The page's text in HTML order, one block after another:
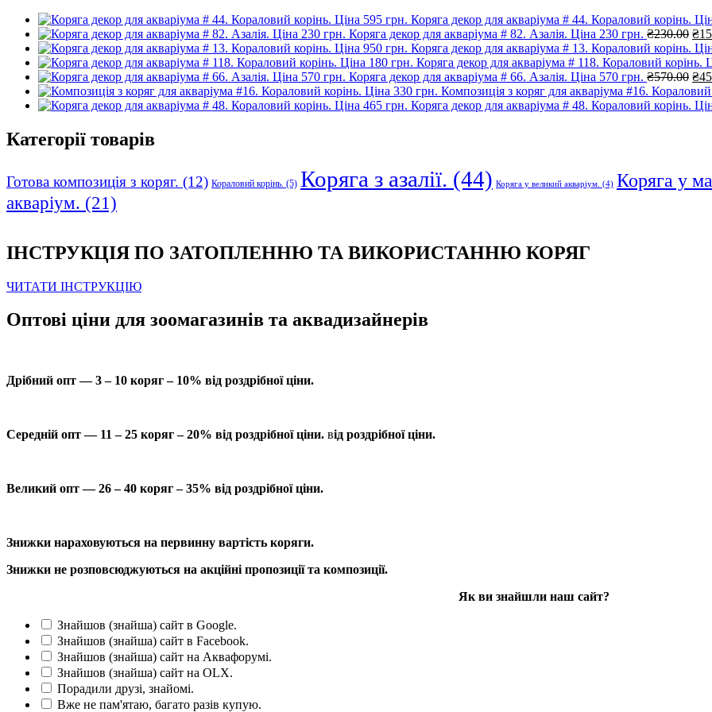
Коряга декор для акваріума # 44. Кораловий корінь.
Коряга декор для акваріума # 82. Азалія. Ціна 230 грн. ₴230.00 ₴
Коряга декор для акваріума # 13. Кораловий корінь.
Коряга декор для акваріума # 118. Кораловий корінь.
Коряга декор для акваріума # 66. Азалія. Ціна 570 грн. ₴570.00 ₴
Композиція з коряг для акваріума #16.
Коряга декор для акваріума # 48. Кораловий корінь.
Категорії товарів
Готова композиція з коряг. (12) Кораловий корінь. (5) Коряга з азалії. (44) Коряга у великий акваріум. (4) Коряга у
акваріум. (21)
ІНСТРУКЦІЯ ПО ЗАТОПЛЕННЮ ТА ВИКОРИСТАННЮ КОРЯГ
ЧИТАТИ ІНСТРУКЦІЮ
Оптові ціни для зоомагазинів та аквадизайнерів
Дрібний опт — 3 – 10 коряг – 10% від роздрібної ціни.
Середній опт — 11 – 25 коряг – 20% від роздрібної ціни. від роздрібної ціни.
Великий опт — 26 – 40 коряг – 35% від роздрібної ціни.
Знижки нараховуються на первинну вартість коряги.
Знижки не розповсюджуються на акційні пропозиції та композиції.
Як ви знайшли наш сайт?
Знайшов (знайша) сайт в Google.
Знайшов (знайша) сайт в Facebook.
Знайшов (знайша) сайт на Аквафорумі.
Знайшов (знайша) сайт на OLX.
Порадили друзі, знайомі.
Вже не пам'ятаю, багато разів купую.